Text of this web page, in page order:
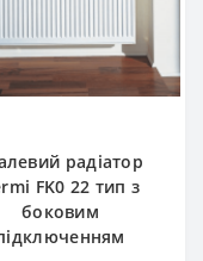
радіатор
FK0 22 тип з
боковим